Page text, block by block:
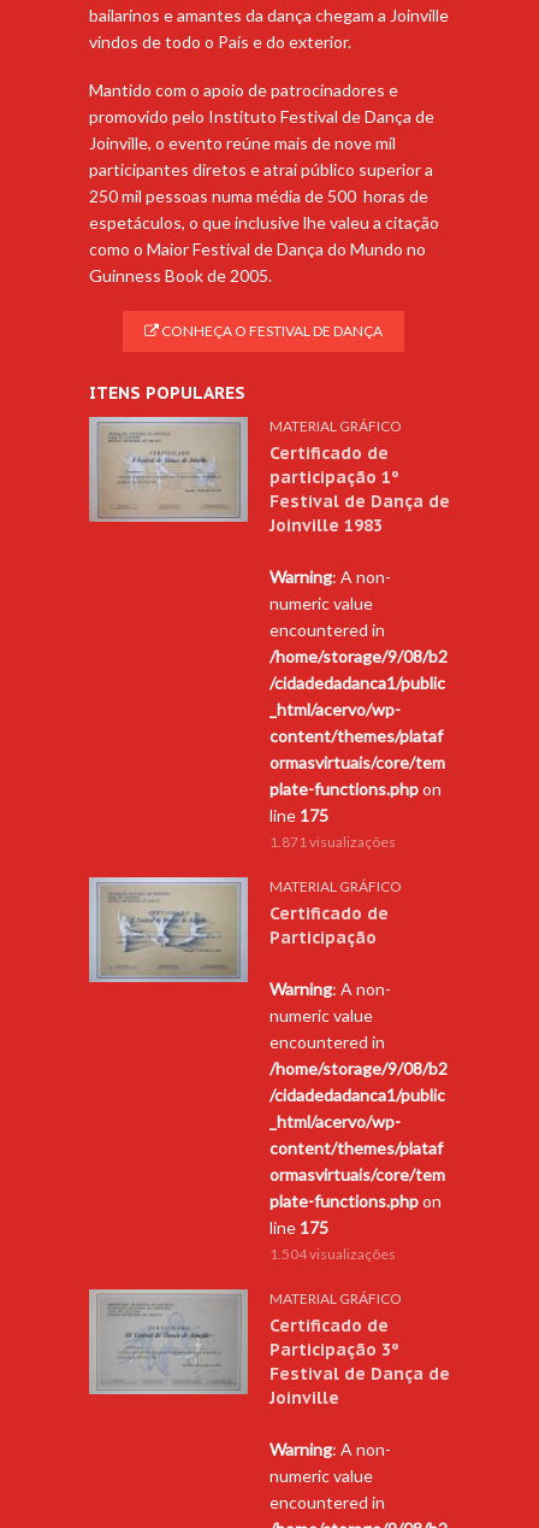
bailarinos e amantes da dança chegam a Joinville
vindos de todo o País e do exterior.
Mantido com o apoio de patrocinadores e
promovido pelo Instituto Festival de Dança de
Joinville, o evento reúne mais de nove mil
participantes diretos e atrai público superior a
250 mil pessoas numa média de 500 horas de
espetáculos, o que inclusive lhe valeu a citação
como o Maior Festival de Dança do Mundo no
Guinness Book de 2005.
CONHEÇA O FESTIVAL DE DANÇA
ITENS POPULARES
MATERIAL GRÁFICO
Certificado de
participação 1º
Festival de Dança de
Joinville 1983
Warning: A non-
numeric value
encountered in
/home/storage/9/08/b2
/cidadedadanca1/public
_html/acervo/wp-
content/themes/plataf
ormasvirtuais/core/tem
plate-functions.phpon
line 175
1.871 visualizações
MATERIAL GRÁFICO
Certificado de
Participação
Warning: A non-
numeric value
encountered in
/home/storage/9/08/b2
/cidadedadanca1/public
_html/acervo/wp-
content/themes/plataf
ormasvirtuais/core/tem
plate-functions.phpon
line 175
1.504 visualizações
MATERIAL GRÁFICO
Certificado de
Participação 3º
Festival de Dança de
Joinville
Warning: A non-
numeric value
encountered in